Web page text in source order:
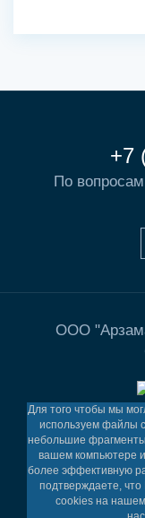
+7
По
ООО
Для того чтобы мы
используем файлы
небольшие
вашем компьютере
более эффективную
подтверждаете,
cookies на